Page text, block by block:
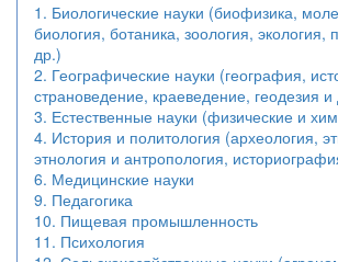
1. Биологические науки (биофизика,
биология, ботаника, зоология, экология,
др.)
2. Географические науки (география,
страноведение, краеведение,
3. Естественные науки (физические и
4. История и политология (археология,
этнология и антропология,
6. Медицинские науки
9. Педагогика
10. Пищевая промышленность
11. Психология